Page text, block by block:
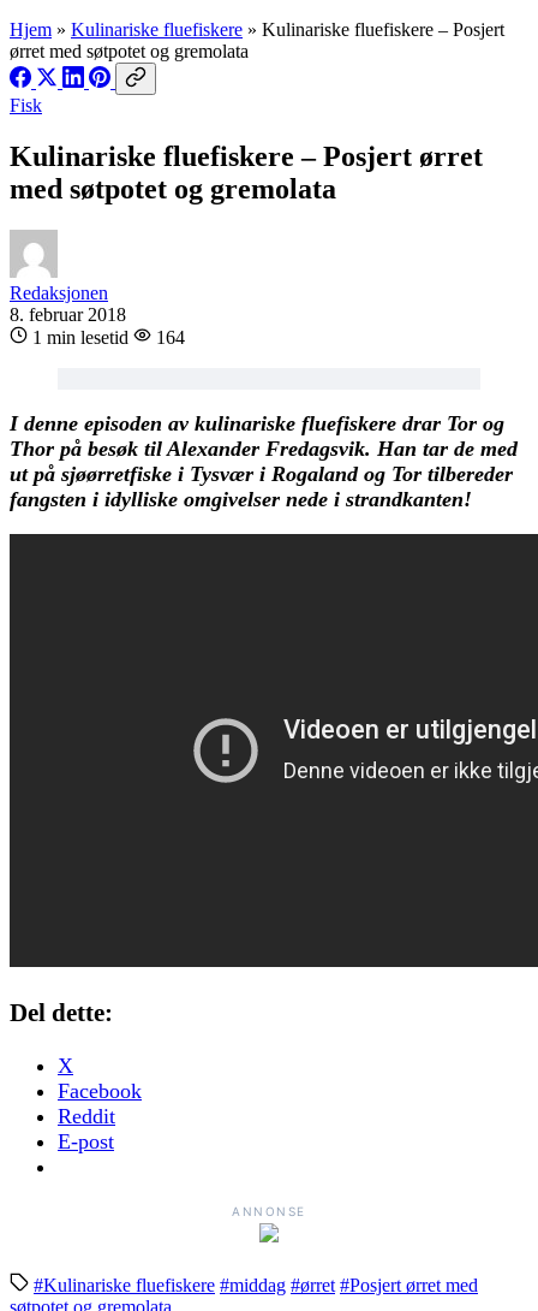
Hjem » Kulinariske fluefiskere » Kulinariske fluefiskere – Posjert
ørret med søtpotet og gremolata
Fisk
Kulinariske fluefiskere – Posjert ørret
med søtpotet og gremolata
Redaksjonen
8. februar 2018
1 min lesetid
164
I denne episoden av kulinariske fluefiskere drar Tor og
Thor på besøk til Alexander Fredagsvik. Han tar de med
ut på sjøørretfiske i Tysvær i Rogaland og Tor tilbereder
fangsten i idylliske omgivelser nede i strandkanten!
Del dette:
X
Facebook
Reddit
E-post
ANNONSE
#Kulinariske fluefiskere #middag #ørret #Posjert ørret med
søtpotet og gremolata